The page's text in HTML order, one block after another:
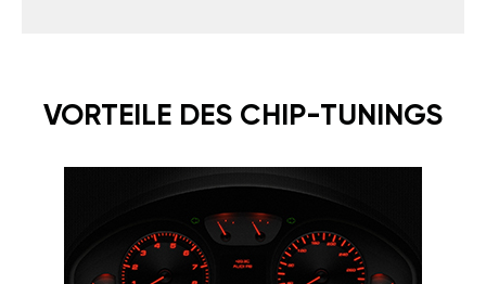
VORTEILE DES CHIP-TUNINGS